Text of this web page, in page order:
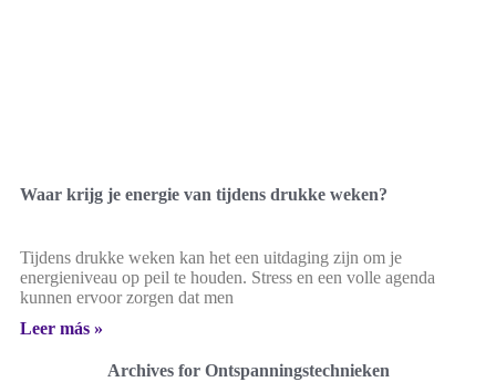
Waar krijg je energie van tijdens drukke weken?
Tijdens drukke weken kan het een uitdaging zijn om je
energieniveau op peil te houden. Stress en een volle agenda
kunnen ervoor zorgen dat men
Leer más »
Archives for Ontspanningstechnieken